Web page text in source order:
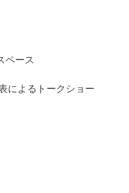
ペース
によるトークショー